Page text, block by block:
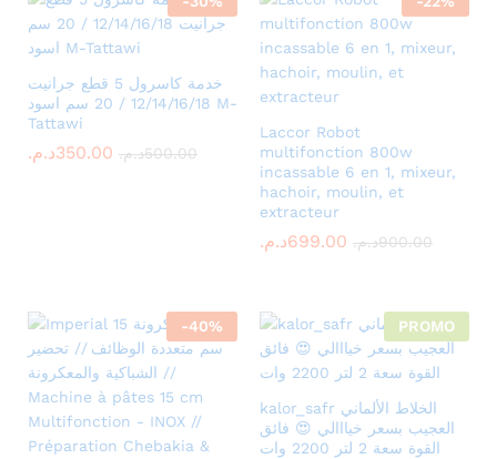
خدمة كاسرول 5 قطع جرانيت
12/14/16/18 / 20 سم اسود M-
Tattawi
350.00د.م. 500.00د.م.
Laccor Robot
multifonction 800w
incassable 6 en 1, mixeur,
hachoir, moulin, et
extracteur
699.00د.م. 900.00د.م.
-40% PROMO
kalor_safr الخلاط الألماني
العجيب بسعر خيااالي 😍 فائق
القوة سعة 2 لتر 2200 وات